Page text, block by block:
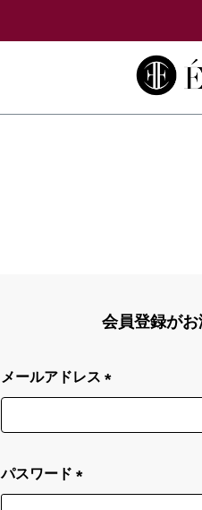
会員登録が
メールアドレス
(
パスワード
(